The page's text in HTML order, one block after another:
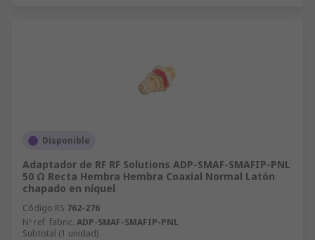
Disponible
Adaptador de RF RF Solutions ADP-SMAF-SMAFIP-PNL
50 Ω Recta Hembra Hembra Coaxial Normal Latón
chapado en níquel
Código RS 762-276
Nº ref. fabric. ADP-SMAF-SMAFIP-PNL
Subtotal (1 unidad)